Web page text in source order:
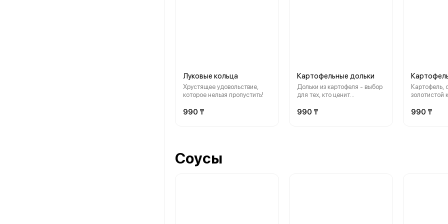
Луковые кольца
Хрустящее удовольствие,
которое нельзя пропустить!
990 ₸
Картофельные дольки
Дольки из картофеля - выбор
для тех, кто ценит
хрустящей ноткой
990 ₸
Картофель,
золотистой
внутри.
990 ₸
Соусы